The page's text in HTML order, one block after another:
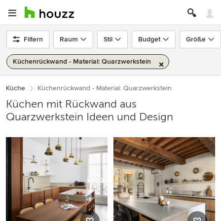
Filtern Raum Stil Budget Größe
Küchenrückwand - Material: Quarzwerkstein
Küche Küchenrückwand - Material: Quarzwerkstein
Küchen mit Rückwand aus
Quarzwerkstein Ideen und Design